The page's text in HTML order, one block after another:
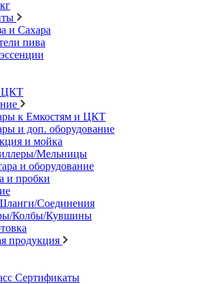
и Сахара
пива
ЦКТ
к Емкостям и ЦКТ
и доп. оборудование
и мойка
Мельницы
и оборудование
и пробки
Соединения
Колбы/Кувшины
продукция
Сертификаты